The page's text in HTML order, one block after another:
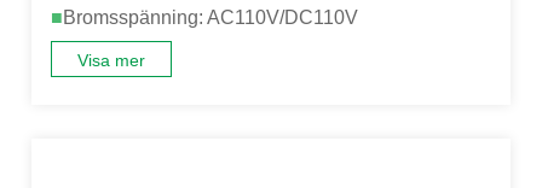
■Bromsspänning: AC110V/DC110V
Visa mer